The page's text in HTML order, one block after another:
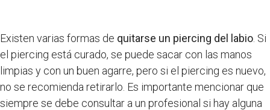
Existen varias formas de quitarse un piercing del labio . Si
el piercing está curado, se puede sacar con las manos
limpias y con un buen agarre, pero si el piercing es nuevo,
no se recomienda retirarlo. Es importante mencionar que
siempre se debe consultar a un profesional si hay alguna